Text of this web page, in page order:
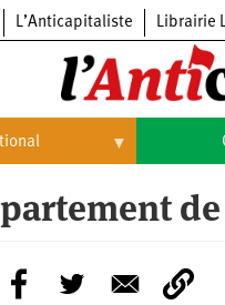
L’Anticapitaliste Librairie